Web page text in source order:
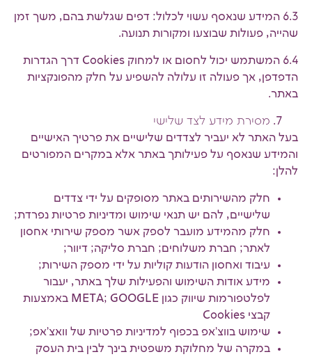
6.3 המידע שנאסף עשוי לכלול: דפים שגלשת בהם, משך זמן
שהייה, פעולות שבוצעו ומקורות תנועה.
6.4 המשתמש יכול לחסום או למחוק Cookies דרך הגדרות
הדפדפן, אך פעולה זו עלולה להשפיע על חלק מהפונקציות
באתר.
מסירת מידע לצד שלישי
בעל האתר לא יעביר לצדדים שלישיים את פרטיך האישיים
והמידע שנאסף על פעילותך באתר אלא במקרים המפורטים
להלן:
חלק מהשירותים באתר מסופקים על ידי צדדים
שלישיים, להם יש תנאי שימוש ומדיניות פרטיות נפרדת;
חלק מהמידע מועבר לספק אשר מספק שירותי אחסון
לאתר; חברת משלוחים; חברת סליקה; דיוור;
עיבוד ואחסון הודעות קוליות על ידי מספק השירות;
מידע אודות השימוש והפעילות שלך באתר, יעבור
לפלטפורמות שיווק כגון META; GOOGLE באמצעות
קבצי Cookies
שימוש בווצ'אפ בכפוף למדיניות פרטיות של וואצ'אפ;
במקרה של מחלוקת משפטית בינך לבין בית העסק